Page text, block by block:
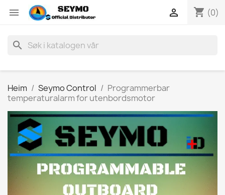
 shopping_cart (0)

search
Heim Seymo Control
Programmerbar
temperaturalarm for utenbordsmotor